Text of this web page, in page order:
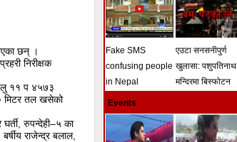
छन् ।
निरीक्षक
लु ११ प ४५७३
मिटर तल खसेको
रुपन्देही–५ का
राजेन्द्र बलाल,
Fake SMS
confusing people
in Nepal
एउटा सनसनीपुर्ण
खुलासा: पशुपतिनाथ
मन्दिरमा बिस्फोटन
(भिडियो)
Events